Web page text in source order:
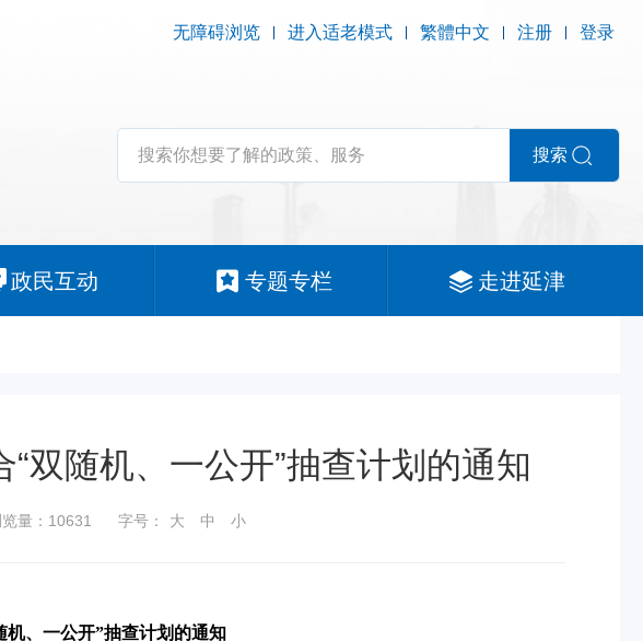
无障碍浏览 进入适老模式 繁體中文 注册 登录
搜索
政民互动 专题专栏 走进延津
双随机、一公开”抽查计划的通知
量：10631 字号： 大 中 小
机、一公开”抽查计划的通知